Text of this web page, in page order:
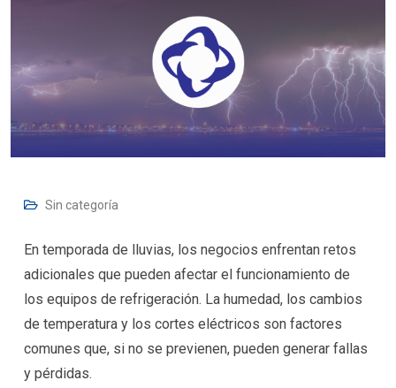
Sin categoría
En temporada de lluvias, los negocios enfrentan retos
adicionales que pueden afectar el funcionamiento de
los equipos de refrigeración. La humedad, los cambios
de temperatura y los cortes eléctricos son factores
comunes que, si no se previenen, pueden generar fallas
y pérdidas.